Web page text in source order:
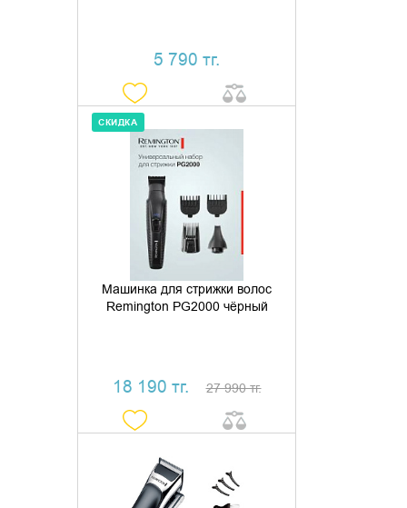
5 790 тг.
Машинка для стрижки волос
Remington PG2000 чёрный
18 190 тг. 27 990 тг.
СКИДКА
ДОБАВИТЬ В КОРЗИНУ
КУПИТЬ В 1 КЛИК
ДОБАВИТЬ В КОРЗИНУ